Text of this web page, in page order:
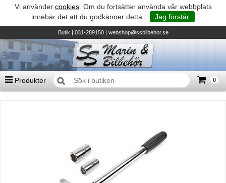
Vi använder cookies. Om du fortsätter använda vår webbplats
innebär det att du godkänner detta.
Jag förstår
Butik| 031-289150 | webshop@ssbilbehor.se
Produkter 0
Suzuki - Utombordare
Suzumar - Gummibåtar